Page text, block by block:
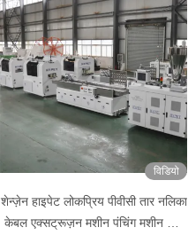
विडियो
शेन्ज़ेन हाइपेट लोकप्रिय पीवीसी तार नलिका
केबल एक्सट्रूज़न मशीन पंचिंग मशीन और